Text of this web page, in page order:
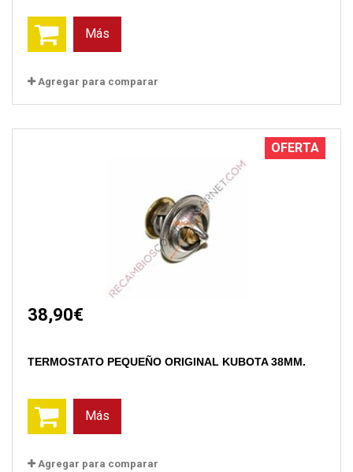
Más
Agregar para comparar
OFERTA
38,90€
TERMOSTATO PEQUEÑO ORIGINAL KUBOTA 38MM.
Más
Agregar para comparar